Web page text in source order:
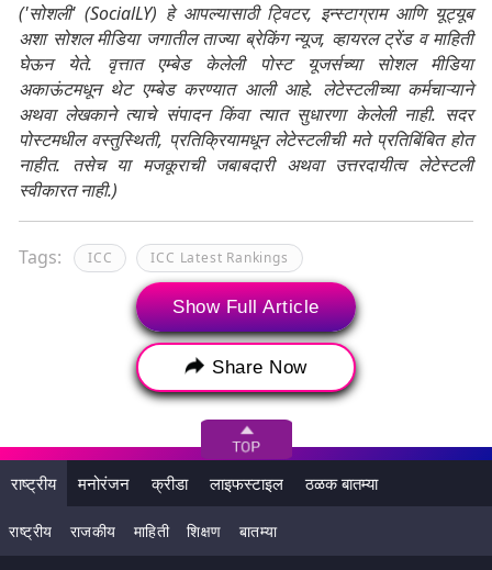
('सोशली' (SocialLY) हे आपल्यासाठी ट्विटर, इन्स्टाग्राम आणि यूट्यूब
अशा सोशल मीडिया जगातील ताज्या ब्रेकिंग न्यूज, व्हायरल ट्रेंड व माहिती
घेऊन येते. वृत्तात एम्बेड केलेली पोस्ट यूजर्सच्या सोशल मीडिया
अकाऊंटमधून थेट एम्बेड करण्यात आली आहे. लेटेस्टलीच्या कर्मचाऱ्याने
अथवा लेखकाने त्याचे संपादन किंवा त्यात सुधारणा केलेली नाही. सदर
पोस्टमधील वस्तुस्थिती, प्रतिक्रियामधून लेटेस्टलीची मते प्रतिबिंबित होत
नाहीत. तसेच या मजकूराची जबाबदारी अथवा उत्तरदायीत्व लेटेस्टली
स्वीकारत नाही.)
Tags: ICC ICC Latest Rankings
ICC Men’s Test Rankings ICC Test Ranking
India Test Ranking Team India Test
Show Full Article
Share Now
राष्ट्रीय मनोरंजन क्रीडा लाइफस्टाइल ठळक बातम्या
राष्ट्रीय राजकीय माहिती शिक्षण बातम्या